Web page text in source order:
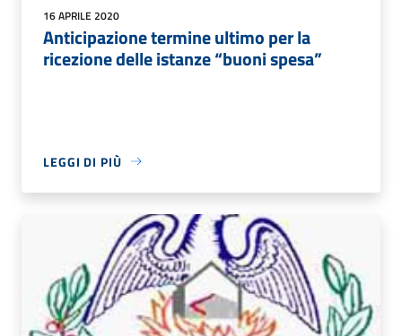
16 APRILE 2020
Anticipazione termine ultimo per la
ricezione delle istanze “buoni spesa”
LEGGI DI PIÙ